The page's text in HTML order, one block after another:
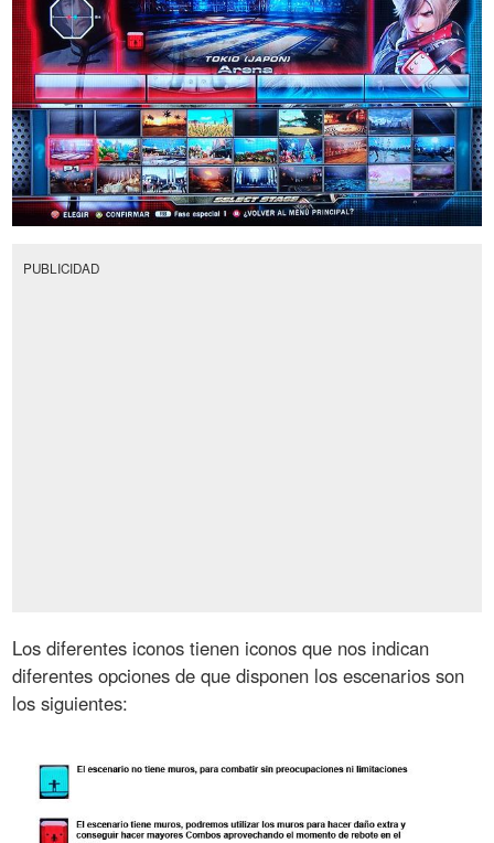
PUBLICIDAD
Los diferentes iconos tienen iconos que nos indican
diferentes opciones de que disponen los escenarios son
los siguientes: